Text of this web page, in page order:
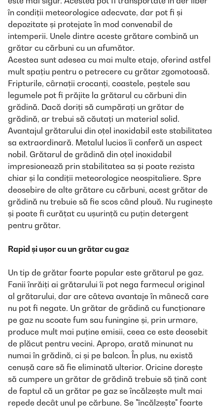
în condiții meteorologice adecvate, dar pot fi și
depozitate și protejate în mod convenabil de
intemperii. Unele dintre aceste grătare combină un
grătar cu cărbuni cu un afumător.
Acestea sunt adesea cu mai multe etaje, oferind astfel
mult spațiu pentru o petrecere cu grătar zgomotoasă.
Fripturile, cârnații crocanți, coastele, peștele sau
legumele pot fi prăjite la grătarul cu cărbuni din
grădină. Dacă doriți să cumpărați un grătar de
grădină, ar trebui să căutați un material solid.
Avantajul grătarului din oțel inoxidabil este stabilitatea
sa extraordinară. Metalul lucios îi conferă un aspect
nobil. Grătarul de grădină din oțel inoxidabil
impresionează prin stabilitatea sa și poate rezista
chiar și la condiții meteorologice neospitaliere. Spre
deosebire de alte grătare cu cărbuni, acest grătar de
grădină nu trebuie să fie scos când plouă. Nu ruginește
și poate fi curățat cu ușurință cu puțin detergent
pentru grătar.
Rapid și ușor cu un grătar cu gaz
Un tip de grătar foarte popular este grătarul pe gaz.
Fanii înrăiți ai grătarului îi pot nega farmecul original
al grătarului, dar are câteva avantaje în mânecă care
nu pot fi negate. Un grătar de grădină cu funcționare
pe gaz nu scoate fum sau funingine și, prin urmare,
produce mult mai puține emisii, ceea ce este deosebit
de plăcut pentru vecini. Apropo, arată minunat nu
numai în grădină, ci și pe balcon. În plus, nu există
cenușă care să fie eliminată ulterior. Oricine dorește
să cumpere un grătar de grădină trebuie să țină cont
de faptul că un grătar pe gaz se încălzește mult mai
repede decât unul pe cărbune. Se "încălzește" foarte